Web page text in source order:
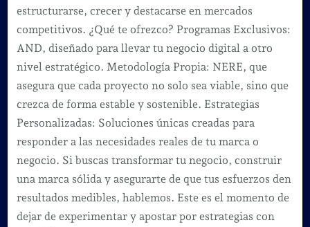
estructurarse, crecer y destacarse en mercados
competitivos. ¿Qué te ofrezco? Programas Exclusivos:
AND, diseñado para llevar tu negocio digital a otro
nivel estratégico. Metodología Propia: NERE, que
asegura que cada proyecto no solo sea viable, sino que
crezca de forma estable y sostenible. Estrategias
Personalizadas: Soluciones únicas creadas para
responder a las necesidades reales de tu marca o
negocio. Si buscas transformar tu negocio, construir
una marca sólida y asegurarte de que tus esfuerzos den
resultados medibles, hablemos. Este es el momento de
dejar de experimentar y apostar por estrategias con